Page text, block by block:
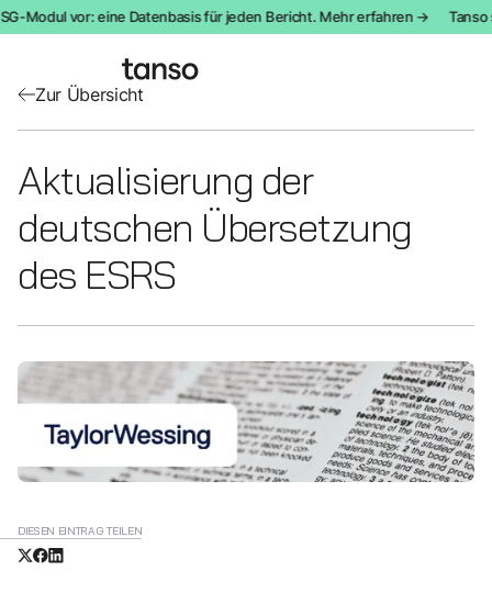
Modul vor: eine Datenbasis für jeden Bericht. Mehr erfahren → Tanso
Zur Übersicht
Aktualisierung der
deutschen Übersetzung
des ESRS
DIESEN EINTRAG TEILEN